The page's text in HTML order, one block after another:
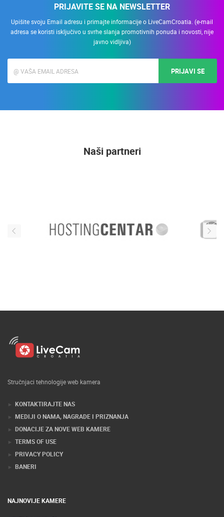
PRIJAVITE SE NA NEWSLETTER
Upišite svoju Email adresu i primajte informacije o LiveCamCroatia. (e-mail
adresa se koristi isključivo u svrhe slanja promotivnih ponuda i novosti, nije
javno vidljiva)
PRIJAVI SE
Naši partneri
Stručnjaci tehnologije web kamera
KONTAKTIRAJTE NAS
MEDIJI O NAMA, NAGRADE I PRIZNANJA
DONACIJE ZA NOVE WEB KAMERE
TERMS OF USE
PRIVACY POLICY
BANERI
NAJNOVIJE KAMERE